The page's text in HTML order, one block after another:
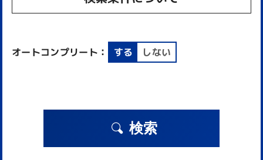
オートコンプリート： する しない
検索